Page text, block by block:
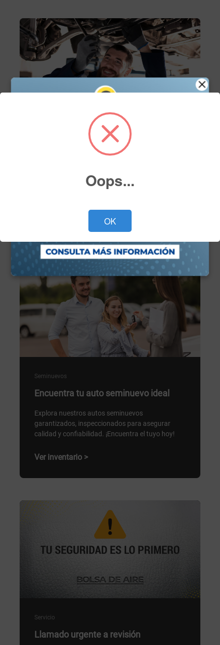
Servicio de mantenimiento
mejor cuidado para tu vehículo con nuestros
Programa tu cita ahora >
Seminuevos
Encuentra tu auto seminuevo ideal
Explora nuestros autos seminuevos
garantizados, inspeccionados para asegurar
calidad y confiabilidad. ¡Encuentra el tuyo hoy!
Ver inventario >
Servicio
Llamado urgente a revisión
Oops...
OK